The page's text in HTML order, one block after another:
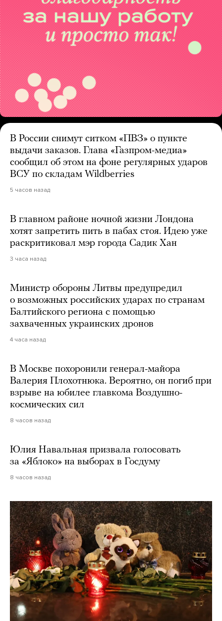
В России снимут ситком «ПВЗ» о пункте
выдачи заказов. Глава «Газпром-медиа»
сообщил об этом на фоне регулярных ударов
ВСУ по складам Wildberries
5 часов назад
В главном районе ночной жизни Лондона
хотят запретить пить в пабах стоя. Идею уже
раскритиковал мэр города Садик Хан
3 часа назад
Министр обороны Литвы предупредил
о возможных российских ударах по странам
Балтийского региона с помощью
захваченных украинских дронов
4 часа назад
В Москве похоронили генерал-майора
Валерия Плохотнюка. Вероятно, он погиб при
взрыве на юбилее главкома Воздушно-
космических сил
8 часов назад
Юлия Навальная призвала голосовать
за «Яблоко» на выборах в Госдуму
8 часов назад